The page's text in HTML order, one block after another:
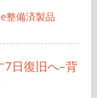
整備済製品